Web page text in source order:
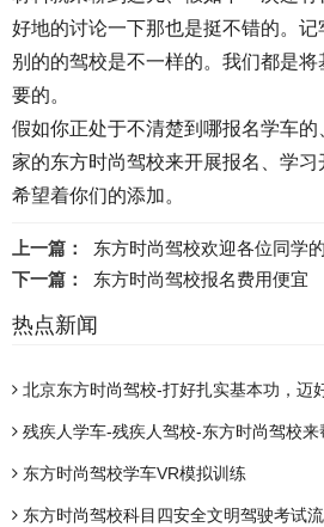
好地的讨论一下那也是挺不错的。
别的的驾校是不一样的。我们都是
要的。
假如你正处于不清楚到哪报名学车
家的东方时尚驾校来开展报名、学
希望着你们的添加。
上一篇：
东方时尚驾校欢迎各位同学
下一篇：
东方时尚驾校报名费用便宜
热点新闻
北京东方时尚驾校-打好扎实基本功，迈
残疾人学车-残疾人驾校-东方时尚驾校来
东方时尚驾校学车VR模拟训练
东方时尚驾校科目四安全文明驾驶考试